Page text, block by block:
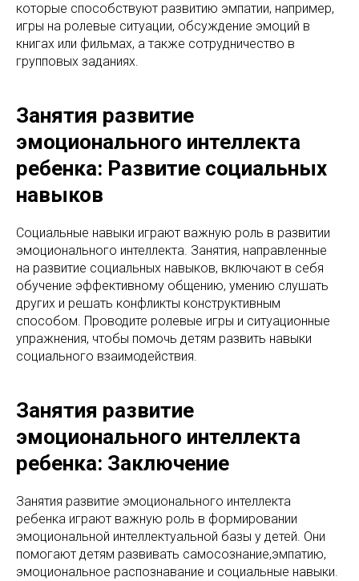
которые способствуют развитию эмпатии, например,
игры на ролевые ситуации, обсуждение эмоций в
книгах или фильмах, а также сотрудничество в
групповых заданиях.
Занятия развитие
эмоционального интеллекта
ребенка: Развитие социальных
навыков
Социальные навыки играют важную роль в развитии
эмоционального интеллекта. Занятия, направленные
на развитие социальных навыков, включают в себя
обучение эффективному общению, умению слушать
других и решать конфликты конструктивным
способом. Проводите ролевые игры и ситуационные
упражнения, чтобы помочь детям развить навыки
социального взаимодействия.
Занятия развитие
эмоционального интеллекта
ребенка: Заключение
Занятия развитие эмоционального интеллекта
ребенка играют важную роль в формировании
эмоциональной интеллектуальной базы у детей. Они
помогают детям развивать самосознание,эмпатию,
эмоциональное распознавание и социальные навыки.